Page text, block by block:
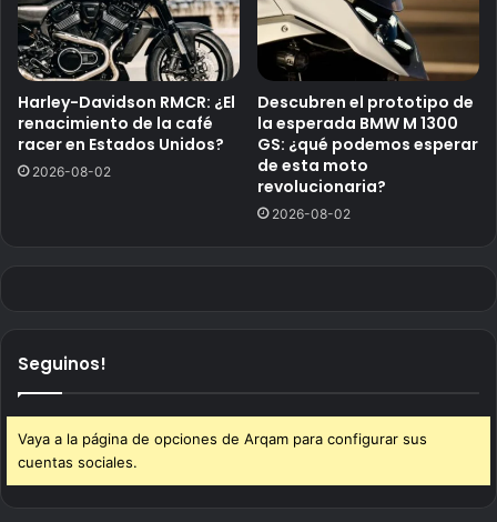
Harley-Davidson RMCR: ¿El
renacimiento de la café
racer en Estados Unidos?
2026-08-02
Descubren el prototipo de
la esperada BMW M 1300
GS: ¿qué podemos esperar
de esta moto
revolucionaria?
2026-08-02
Seguinos!
Vaya a la página de opciones de Arqam para configurar sus
cuentas sociales.